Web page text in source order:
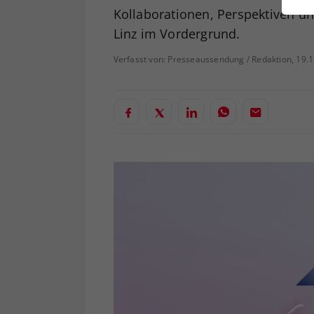
Kollaborationen, Perspektiven
Linz im Vordergrund.
Verfasst von: Presseaussendung / Redaktion,